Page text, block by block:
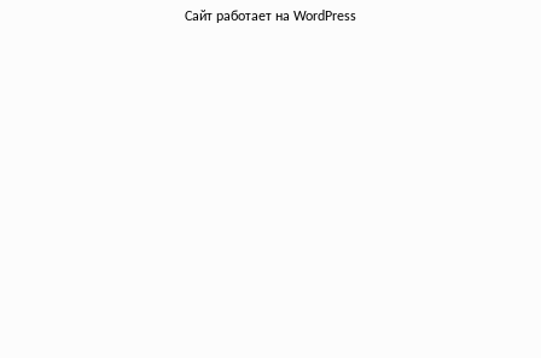
Сайт работает на WordPress